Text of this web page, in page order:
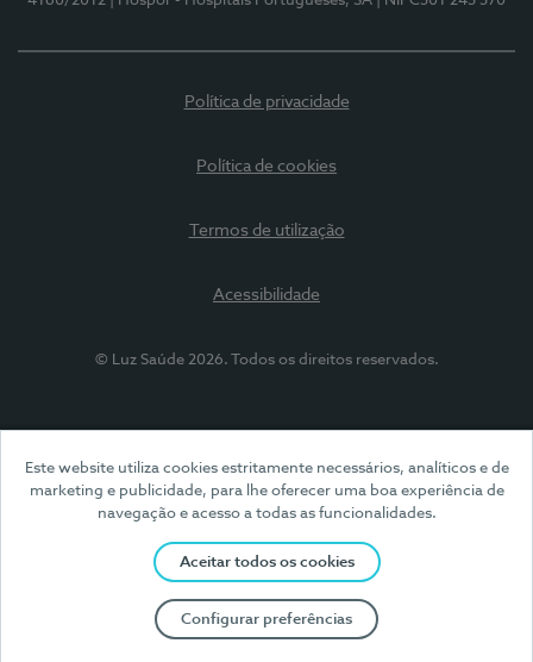
Este website utiliza cookies estritamente necessários, analíticos e de
marketing e publicidade, para lhe oferecer uma boa experiência de
navegação e acesso a todas as funcionalidades.
Aceitar todos os cookies
Configurar preferências
Política de privacidade
Política de cookies
Termos de utilização
Acessibilidade
© Luz Saúde 2026. Todos os direitos reservados.